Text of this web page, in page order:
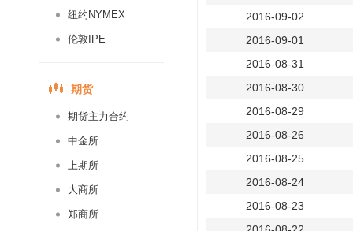
纽约NYMEX
伦敦IPE
期货
期货主力合约
中金所
上期所
大商所
郑商所
2016-09-02
2016-09-01
2016-08-31
2016-08-30
2016-08-29
2016-08-26
2016-08-25
2016-08-24
2016-08-23